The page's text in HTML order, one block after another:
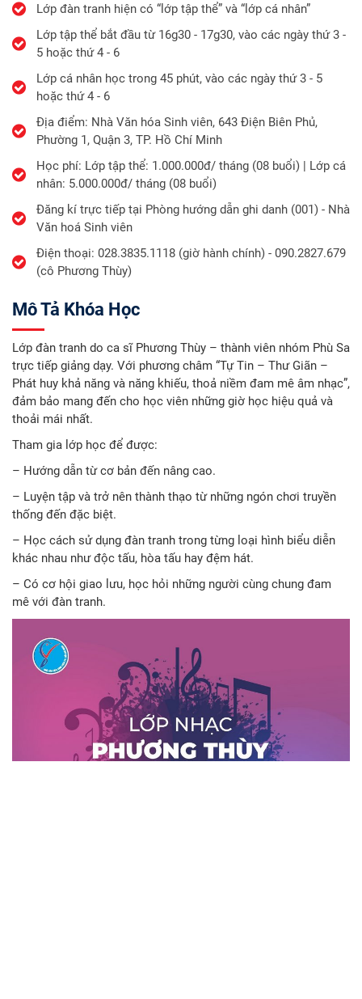
Lớp đàn tranh hiện có “lớp tập thể” và “lớp cá nhân”
Lớp tập thể bắt đầu từ 16g30 - 17g30, vào các ngày thứ 3 -
5 hoặc thứ 4 - 6
Lớp cá nhân học trong 45 phút, vào các ngày thứ 3 - 5
hoặc thứ 4 - 6
Địa điểm: Nhà Văn hóa Sinh viên, 643 Điện Biên Phủ,
Phường 1, Quận 3, TP. Hồ Chí Minh
Học phí: Lớp tập thể: 1.000.000đ/ tháng (08 buổi) | Lớp cá
nhân: 5.000.000đ/ tháng (08 buổi)
Đăng kí trực tiếp tại Phòng hướng dẫn ghi danh (001) - Nhà
Văn hoá Sinh viên
Điện thoại: 028.3835.1118 (giờ hành chính) - 090.2827.679
(cô Phương Thùy)
Mô Tả Khóa Học
Lớp đàn tranh do ca sĩ Phương Thùy – thành viên nhóm Phù Sa
trực tiếp giảng dạy. Với phương châm “Tự Tin – Thư Giãn –
Phát huy khả năng và năng khiếu, thoả niềm đam mê âm nhạc”,
đảm bảo mang đến cho học viên những giờ học hiệu quả và
thoải mái nhất.
Tham gia lớp học để được:
– Hướng dẫn từ cơ bản đến nâng cao.
– Luyện tập và trở nên thành thạo từ những ngón chơi truyền
thống đến đặc biệt.
– Học cách sử dụng đàn tranh trong từng loại hình biểu diễn
khác nhau như độc tấu, hòa tấu hay đệm hát.
– Có cơ hội giao lưu, học hỏi những người cùng chung đam
mê với đàn tranh.